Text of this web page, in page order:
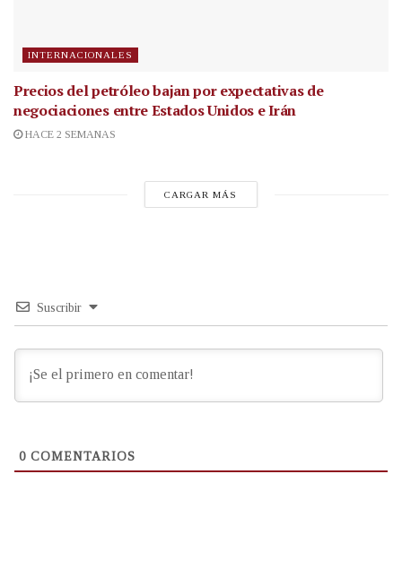
INTERNACIONALES
Precios del petróleo bajan por expectativas de
negociaciones entre Estados Unidos e Irán
HACE 2 SEMANAS
CARGAR MÁS
Suscribir
0 COMENTARIOS